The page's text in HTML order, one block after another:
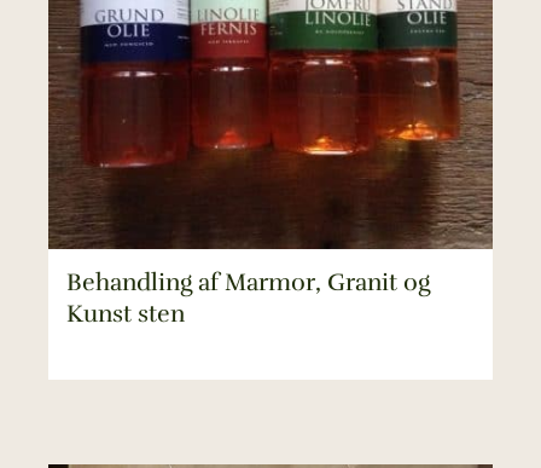
Behandling af Marmor, Granit og
Kunst sten